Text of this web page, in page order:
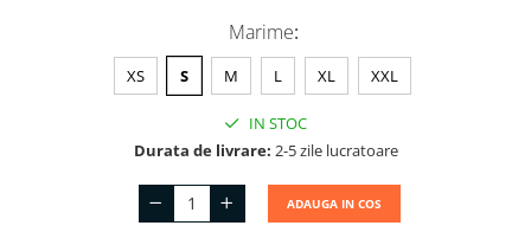
Jachete de lucru
Jachete de lucru
Veste de lucru
Halate medicale polar -
Marime:
XS S M L XL XXL
IN STOC
Durata de livrare: 2-5 zile lucratoare
ADAUGA IN COS